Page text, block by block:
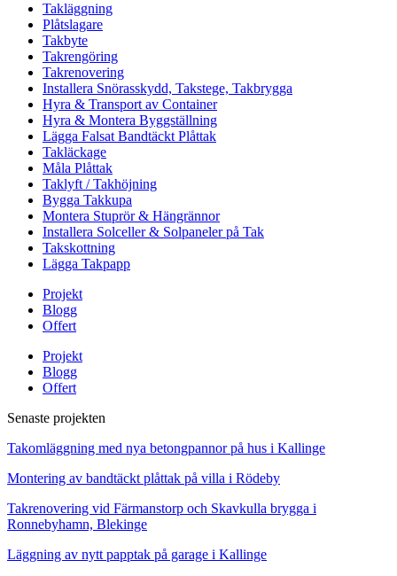
Takläggning
Plåtslagare
Takbyte
Takrengöring
Takrenovering
Installera Snörasskydd, Takstege, Takbrygga
Hyra & Transport av Container
Hyra & Montera Byggställning
Lägga Falsat Bandtäckt Plåttak
Takläckage
Måla Plåttak
Taklyft / Takhöjning
Bygga Takkupa
Montera Stuprör & Hängrännor
Installera Solceller & Solpaneler på Tak
Takskottning
Lägga Takpapp
Projekt
Blogg
Offert
Projekt
Blogg
Offert
Senaste projekten
Takomläggning med nya betongpannor på hus i Kallinge
Montering av bandtäckt plåttak på villa i Rödeby
Takrenovering vid Färmanstorp och Skavkulla brygga i
Ronnebyhamn, Blekinge
Läggning av nytt papptak på garage i Kallinge